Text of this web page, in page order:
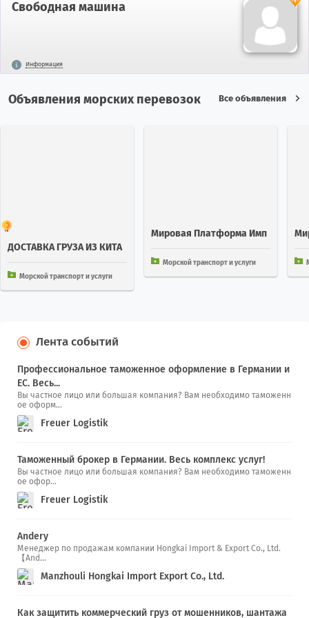
Свободная машина
Информация
Объявления морских перевозок Все объявления
ДОСТАВКА ГРУЗА ИЗ КИТА
МПМорской транспорт и услуги
Мировая Платформа Имп
Морской транспорт и услуги
Лента событий
Профессиональное таможенное оформление в Германии и
ЕС. Весь...
Вы частное лицо или большая компания? Вам необходимо таможенн
ое оформ...
Freuer Logistik
Таможенный брокер в Германии. Весь комплекс услуг!
Вы частное лицо или большая компания? Вам необходимо таможенн
ое офор...
Freuer Logistik
Andery
Менеджер по продажам компании Hongkai Import & Export Co., Ltd.
【And...
Manzhouli Hongkai Import Export Co., Ltd.
Как защитить коммерческий груз от мошенников, шантажа